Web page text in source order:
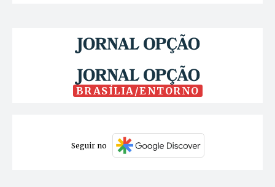
BRASÍLIA/ENTORNO
Seguir no